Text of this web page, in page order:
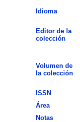
Idioma
Editor de la
colección
Volumen de
la colección
ISSN
Área
Notas